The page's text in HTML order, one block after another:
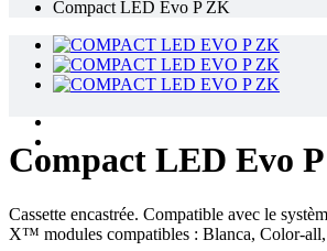
Compact LED Evo P ZK
Compact LED Evo
Cassette encastrée. Compatible avec le
X™ modules compatibles : Blanca, Color-all,